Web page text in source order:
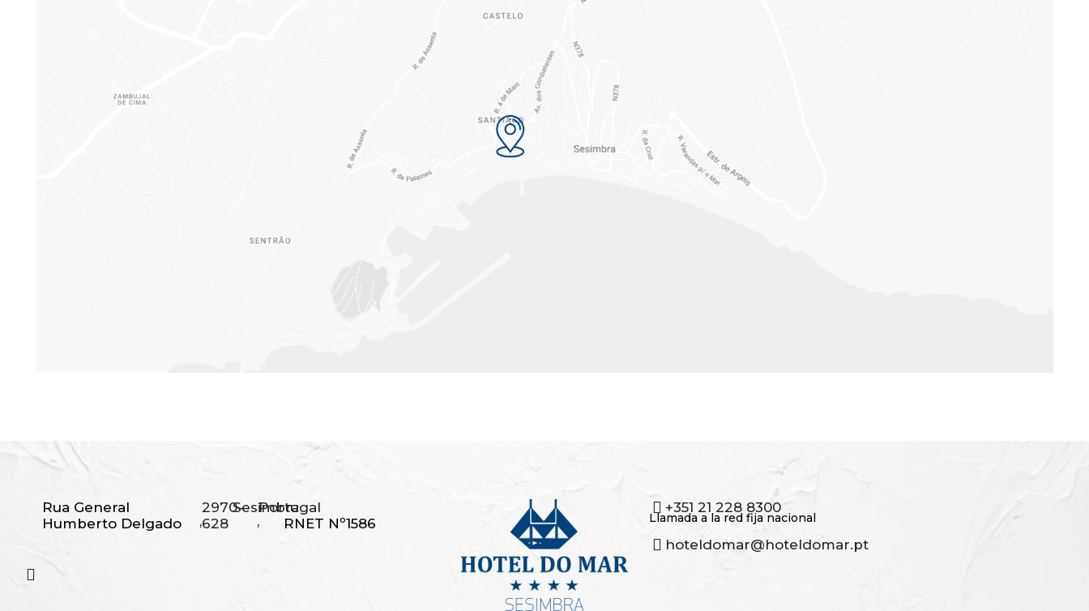
Rua General
Humberto Delgado
,
2970-
628
Sesimbra
,
Portugal
RNET Nº1586
+351 21 228 8300
Llamada a la red fija nacional
hoteldomar@hoteldomar.pt